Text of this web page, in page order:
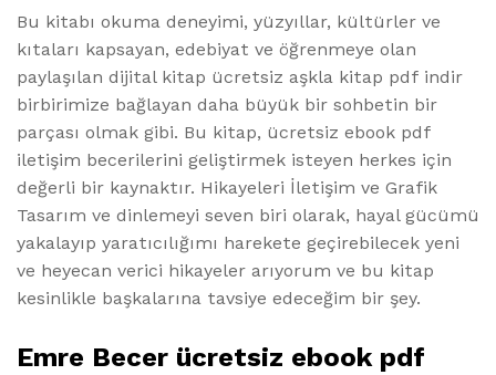
Bu kitabı okuma deneyimi, yüzyıllar, kültürler ve
kıtaları kapsayan, edebiyat ve öğrenmeye olan
paylaşılan dijital kitap ücretsiz aşkla kitap pdf indir
birbirimize bağlayan daha büyük bir sohbetin bir
parçası olmak gibi. Bu kitap, ücretsiz ebook pdf
iletişim becerilerini geliştirmek isteyen herkes için
değerli bir kaynaktır. Hikayeleri İletişim ve Grafik
Tasarım ve dinlemeyi seven biri olarak, hayal gücümü
yakalayıp yaratıcılığımı harekete geçirebilecek yeni
ve heyecan verici hikayeler arıyorum ve bu kitap
kesinlikle başkalarına tavsiye edeceğim bir şey.
Emre Becer ücretsiz ebook pdf